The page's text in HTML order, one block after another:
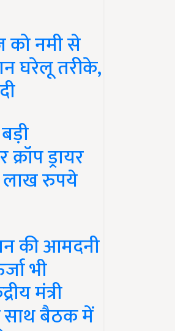
को नमी से
घरेलू तरीके,
ड्रायर
लाख रुपये
की आमदनी
भी
मंत्री
साथ बैठक में